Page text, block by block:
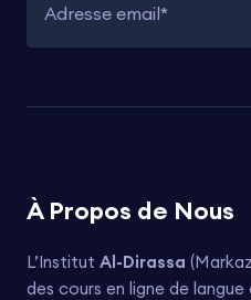
Adresse email
À Propos de Nous
L’Institut Al-Dirassa
des cours en ligne de